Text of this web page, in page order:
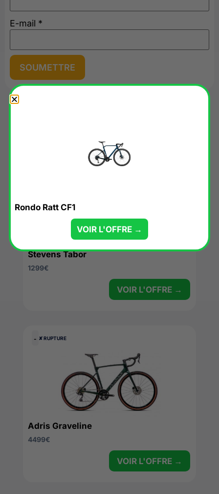
E-mail *
Nos suggestions du moment
Stevens Tabor
1299€
VOIR L'OFFRE →
- ✘ RUPTURE
Adris Graveline
4499€
VOIR L'OFFRE →
Rondo Ratt CF1
VOIR L'OFFRE →